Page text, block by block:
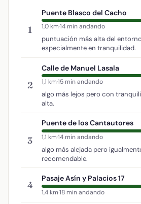
1
Puente Blasco del Cacho
1,0 km·14 min andando
puntuación más alta del
especialmente en tranquilidad.
2
Calle de Manuel Lasala
1,1 km·15 min andando
algo más lejos pero con
alta.
3
Puente de los Cantautores
1,1 km·14 min andando
algo más alejada pero
recomendable.
4
Pasaje Asín y Palacios 17
1,4 km·18 min andando